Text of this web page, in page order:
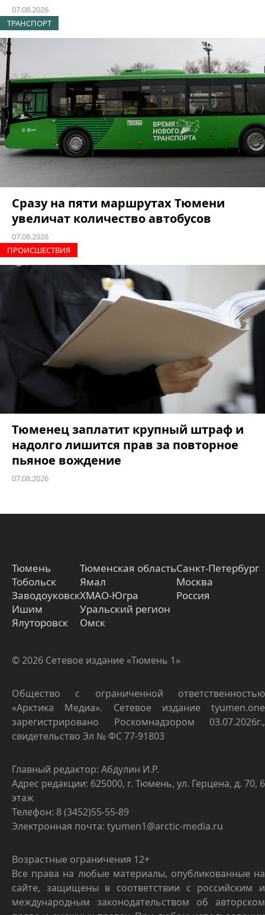
07.08.2026
ТРАНСПОРТ
Сразу на пяти маршрутах Тюмени
увеличат количество автобусов
07.08.2026
ПРОИCШЕСТВИЯ
Тюменец заплатит крупный штраф и
надолго лишится прав за повторное
пьяное вождение
07.08.2026
Тюмень
Тобольск
Заводоуковск
Ишим
Ялуторовск
Тюменская область
Ямал
ХМАО-Югра
Уральский регион
Омск
Санкт-Петербург
Москва
Россия
© 2026 Сетевое издание «Тюмень 1»
Общество с ограниченной ответственностью
«Арктика Медиа». Сетевое издание tyumen.one
зарегистрировано Роскомнадзором 03.07.2026г.,
свидетельство Эл № ФС 77-91803
Главный редактор: Абдулин И.Р.
Адрес редакции: 625000, г. Тюмень, ул. Герцена, д. 70, 6
этаж
Телефон: 8 (3452)55-55-89
Электронная почта: tyumen1@arctic-media.ru
Возрастные ограничения 12+
Все права на любые материалы, опубликованные на
сайте, защищены в соответствии с российским и
международным законодательством об авторском